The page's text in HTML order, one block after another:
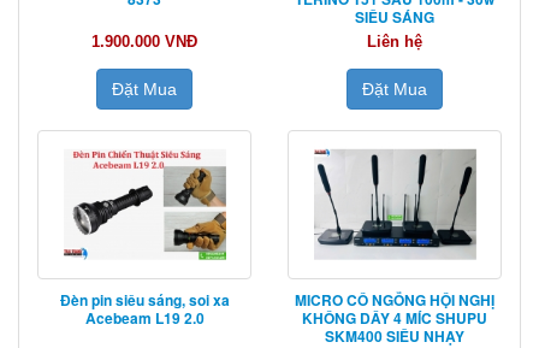
1.900.000 VNĐ
Đặt Mua
SIÊU SÁNG
Liên hệ
Đặt Mua
Đèn pin siêu sáng, soi xa
Acebeam L19 2.0
MICRO CỔ NGỖNG HỘI NGHỊ
KHÔNG DÂY 4 MÍC SHUPU
SKM400 SIÊU NHẠY